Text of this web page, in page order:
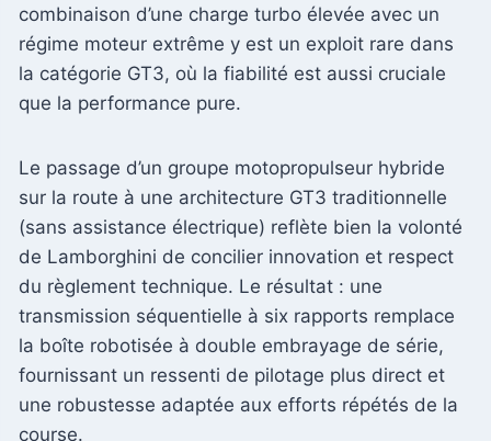
combinaison d’une charge turbo élevée avec un
régime moteur extrême y est un exploit rare dans
la catégorie GT3, où la fiabilité est aussi cruciale
que la performance pure.
Le passage d’un groupe motopropulseur hybride
sur la route à une architecture GT3 traditionnelle
(sans assistance électrique) reflète bien la volonté
de Lamborghini de concilier innovation et respect
du règlement technique. Le résultat : une
transmission séquentielle à six rapports remplace
la boîte robotisée à double embrayage de série,
fournissant un ressenti de pilotage plus direct et
une robustesse adaptée aux efforts répétés de la
course.